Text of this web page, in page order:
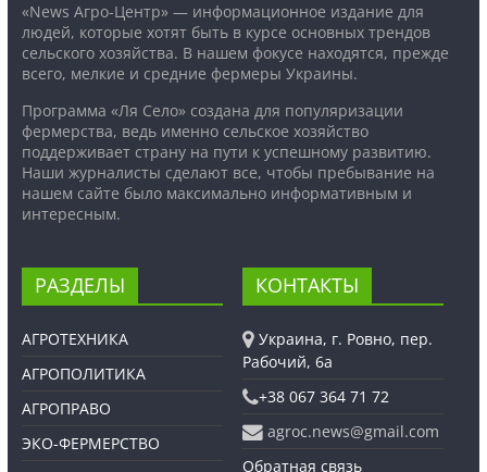
«News Агро-Центр» — информационное издание для
людей, которые хотят быть в курсе основных трендов
сельского хозяйства. В нашем фокусе находятся, прежде
всего, мелкие и средние фермеры Украины.
Программа «Ля Село» создана для популяризации
фермерства, ведь именно сельское хозяйство
поддерживает страну на пути к успешному развитию.
Наши журналисты сделают все, чтобы пребывание на
нашем сайте было максимально информативным и
интересным.
РАЗДЕЛЫ
АГРОТЕХНИКА
АГРОПОЛИТИКА
АГРОПРАВО
ЭКО-ФЕРМЕРСТВО
КОНТАКТЫ
Украина, г. Ровно, пер.
Рабочий, 6а
+38 067 364 71 72
agroc.news@gmail.com
Обратная связь